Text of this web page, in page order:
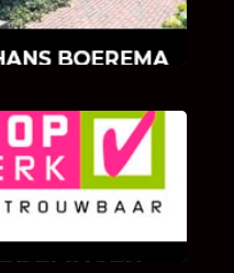
tegels!
om te weten wat u
diensten vindt.